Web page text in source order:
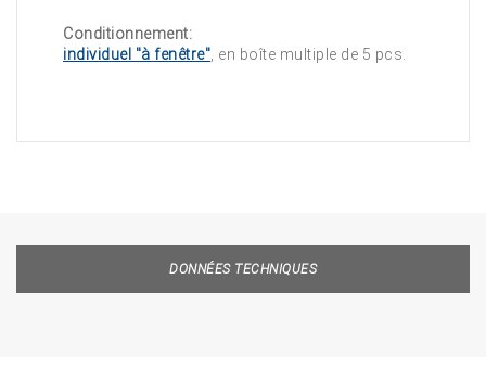
Conditionnement:
individuel "à fenêtre" , en boîte multiple de 5 pcs.
DONNÉES TECHNIQUES